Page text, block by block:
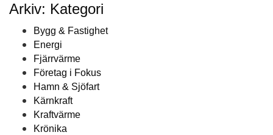
Arkiv: Kategori
Bygg & Fastighet
Energi
Fjärrvärme
Företag i Fokus
Hamn & Sjöfart
Kärnkraft
Kraftvärme
Krönika